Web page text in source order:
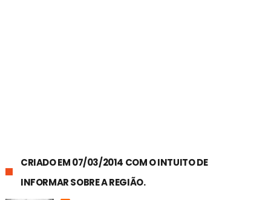
CRIADO EM 07/03/2014 COM O INTUITO DE
INFORMAR SOBRE A REGIÃO.